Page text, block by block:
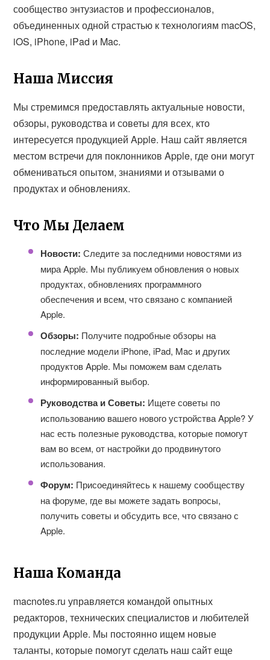
сообщество энтузиастов и профессионалов,
объединенных одной страстью к технологиям macOS,
iOS, iPhone, iPad и Mac.
Наша Миссия
Мы стремимся предоставлять актуальные новости,
обзоры, руководства и советы для всех, кто
интересуется продукцией Apple. Наш сайт является
местом встречи для поклонников Apple, где они могут
обмениваться опытом, знаниями и отзывами о
продуктах и обновлениях.
Что Мы Делаем
Новости: Следите за последними новостями из
мира Apple. Мы публикуем обновления о новых
продуктах, обновлениях программного
обеспечения и всем, что связано с компанией
Apple.
Обзоры: Получите подробные обзоры на
последние модели iPhone, iPad, Mac и других
продуктов Apple. Мы поможем вам сделать
информированный выбор.
Руководства и Советы: Ищете советы по
использованию вашего нового устройства Apple? У
нас есть полезные руководства, которые помогут
вам во всем, от настройки до продвинутого
использования.
Форум: Присоединяйтесь к нашему сообществу
на форуме, где вы можете задать вопросы,
получить советы и обсудить все, что связано с
Apple.
Наша Команда
macnotes.ru управляется командой опытных
редакторов, технических специалистов и любителей
продукции Apple. Мы постоянно ищем новые
таланты, которые помогут сделать наш сайт еще